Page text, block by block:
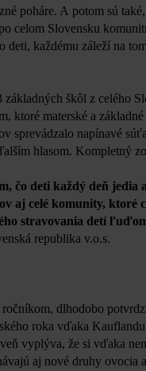
poháre. A potom sú
celom Slovensku
každému záleží na
škôl z celého
ktoré materské a
sprevádzalo napínavé
hlasom. Kompletný
čo deti každý deň
aj celé komunity, ktoré
stravovania detí
republika v.o.s.
dlhodobo
roka vďaka
vyplýva, že si vďaka
aj nové druhy ovocia